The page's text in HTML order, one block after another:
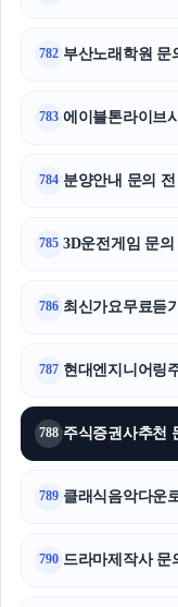
782 부산노래학원 문
783 에이블톤라이브
784 분양안내 문의 전
785 3D운전게임 문의
786 최신가요무료듣
787 현대엔지니어링
788 주식증권사추천
789 클래식음악다운
790 드라마제작사 문